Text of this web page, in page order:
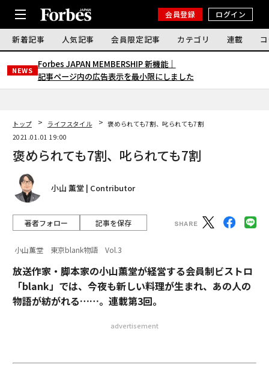
会員登録 ログイン
新着記事 人気記事 会員限定記事 カテゴリ 連載
NEWS
Forbes JAPAN MEMBERSHIP 新機能｜
記事ページ内の広告表示を最小限にしました
トップ ライフスタイル
褒められても7割、叱られても7割
2021.01.01 19:00
褒められても7割、叱られても7割
小山 薫堂 | Contributor
著者フォロー 記事を保存
小山薫堂 東京blank物語 Vol.3
放送作家・脚本家の小山薫堂が経営する会員制ビストロ
「blank」では、今夜も新しい料理が生まれ、あの人の
物語が紡がれる……。連載第3回。
advertisement